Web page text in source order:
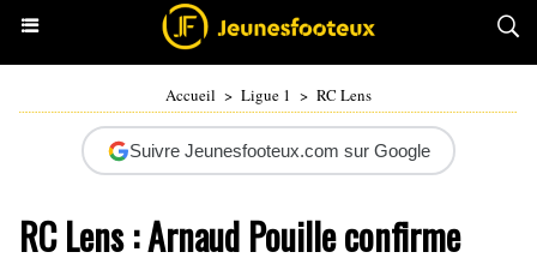
Accueil > Ligue 1 > RC Lens
Suivre Jeunesfooteux.com sur Google
RC Lens : Arnaud Pouille confirme